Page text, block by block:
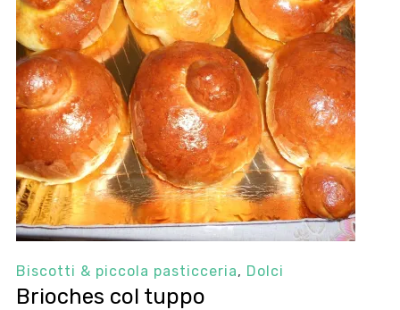
Biscotti & piccola pasticceria, Dolci
Brioches col tuppo